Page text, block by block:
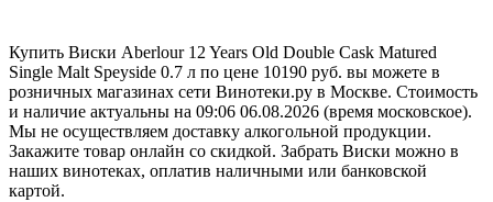
Купить Виски Aberlour 12 Years Old Double Cask Matured
Single Malt Speyside 0.7 л по цене 10190 руб. вы можете в
розничных магазинах сети Винотеки.ру в Москве. Стоимость
и наличие актуальны на 09:06 06.08.2026 (время московское).
Мы не осуществляем доставку алкогольной продукции.
Закажите товар онлайн со скидкой. Забрать Виски можно в
наших винотеках, оплатив наличными или банковской
картой.